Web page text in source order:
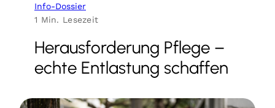
Info-Dossier
1 Min. Lesezeit
Herausforderung Pflege –
echte Entlastung schaffen